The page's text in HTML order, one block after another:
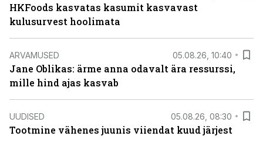
HKFoods kasvatas kasumit kasvavast
kulusurvest hoolimata
ARVAMUSED 05.08.26, 10:40
Jane Oblikas: ärme anna odavalt ära ressurssi,
mille hind ajas kasvab
UUDISED 05.08.26, 08:30
Tootmine vähenes juunis viiendat kuud järjest